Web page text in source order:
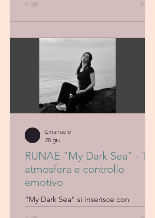
L’impianto sonoro resta sobrio e
si appoggia su un andamento rilassato
e costante. Il risultato è un pezzo
coerente e immediato, che punta più
sulla semplicità e sulla continuità che
su soluzioni complesse o
sorprendenti.
RUNAE "My Dark Sea" - Tra
atmosfera e controllo
emotivo
“My Dark Sea” si inserisce con
Emanuele
28 giu